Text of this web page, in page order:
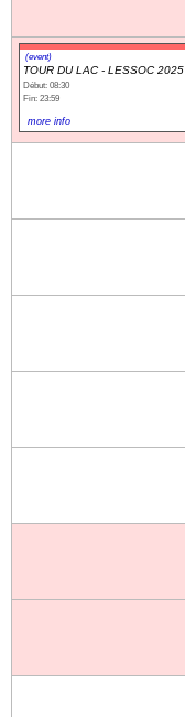
(event)
TOUR DU LAC - LESSOC 2025
Début: 08:30
Fin: 23:59
more info